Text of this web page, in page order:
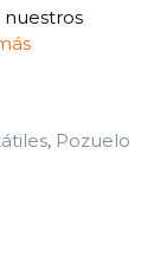
, Pozuelo